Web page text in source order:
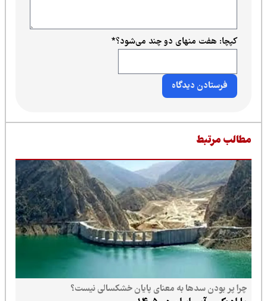
کپچا: هفت منهای دو چند می‌شود؟*
مرتبط
چرا پر بودن سدها به معنای پایان خشکسالی نیست؟